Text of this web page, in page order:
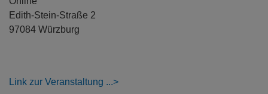
Edith-Stein-Straße 2
97084 Würzburg
Link zur Veranstaltung